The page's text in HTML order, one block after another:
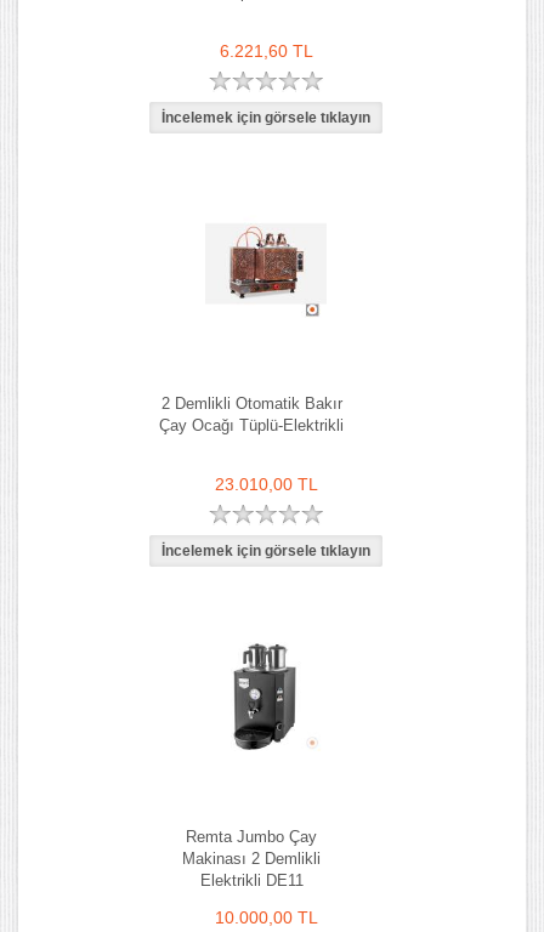
6.221,60 TL
2 Demlikli Otomatik Bakır
Çay Ocağı Tüplü-Elektrikli
23.010,00 TL
Remta Jumbo Çay
Makinası 2 Demlikli
Elektrikli DE11
10.000,00 TL